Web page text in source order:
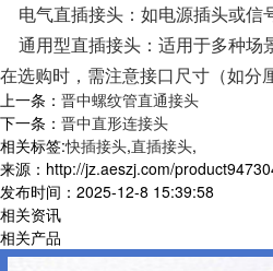
电气直插接头 ：如电源插头或信
通用型直插接头 ：适用于多种场
在选购时，需注意接口尺寸（如分
上一条： 晋中螺纹管直通接头
下一条： 晋中直形连接头
相关标签:快插接头,直插接头,
来源：http://jz.aeszj.com/
发布时间：2025-12-8 15:39:58
相关资讯
相关产品